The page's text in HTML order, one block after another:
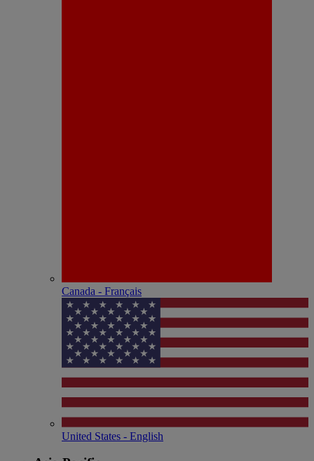
Canada - Français
United States - English